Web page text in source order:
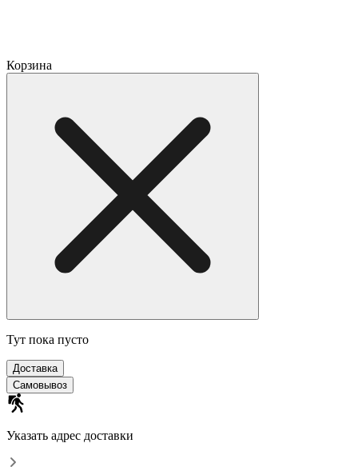
Корзина
Тут пока пусто
Доставка
Самовывоз
Указать адрес доставки